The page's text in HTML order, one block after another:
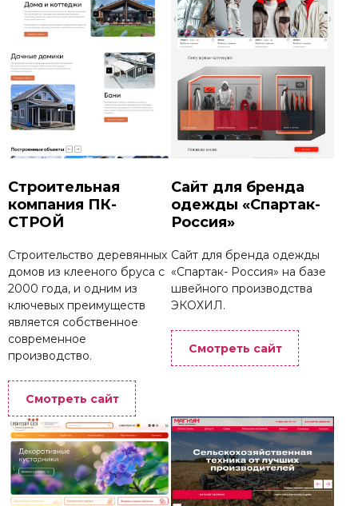
Строительная
компания ПК-
СТРОЙ
Строительство деревянных
домов из клееного бруса с
2000 года, и одним из
ключевых преимуществ
является собственное
современное
производство.
Смотреть сайт
Сайт для бренда
одежды «Спартак-
Россия»
Сайт для бренда одежды
«Спартак- Россия» на базе
швейного производства
ЭКОХИЛ.
Смотреть сайт